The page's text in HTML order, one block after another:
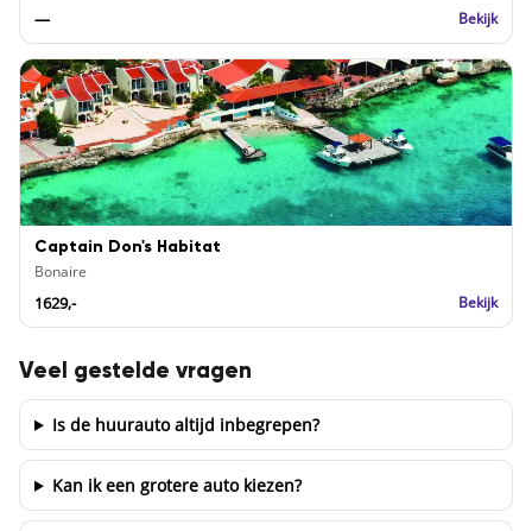
— Bekijk
Captain Don's Habitat
Bonaire
1629,- Bekijk
Veel gestelde vragen
Is de huurauto altijd inbegrepen?
Kan ik een grotere auto kiezen?